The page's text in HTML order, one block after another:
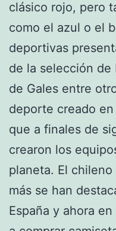
clásico rojo, pero
como el azul o el
deportivas
de la selección de
de Gales entre
deporte creado
que a finales de
crearon los
planeta. El
más se han
España y ahora